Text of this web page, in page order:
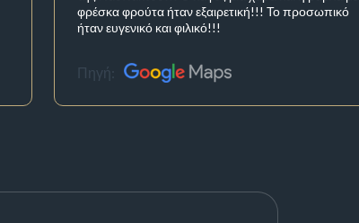
φρέσκα φρούτα ήταν εξαιρετική!!! Το προσωπικό
ήταν ευγενικό και φιλικό!!!
Πηγή: